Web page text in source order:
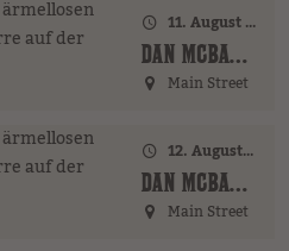
11. August 2026 · 20:00 Uhr
DAN MCBAKER (GER)
Main Street
12. August 2026 · 17:00 Uhr – 18:00 Uhr
DAN MCBAKER (GER)
Main Street